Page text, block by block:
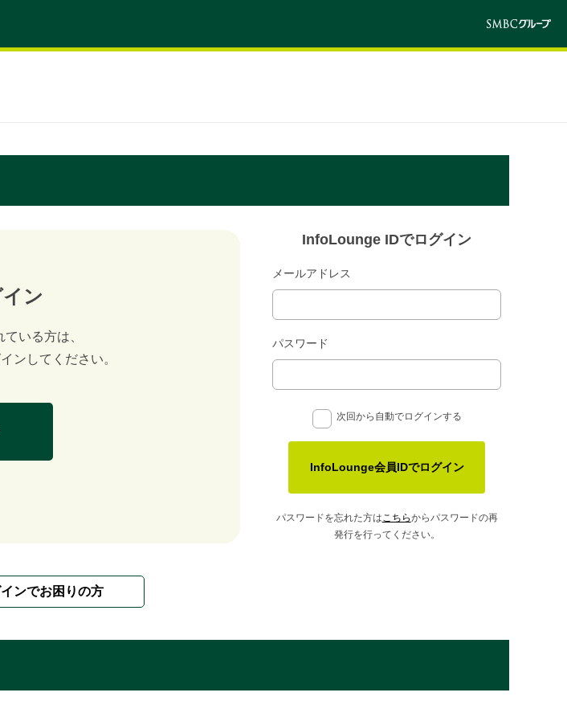
ン
いる方は、
ンしてください。
InfoLounge IDでログイン
メールアドレス
パスワード
次回から自動でログインする
InfoLounge会員IDでログイン
パスワードを忘れた方はこちらからパスワードの再
発行を行ってください。
インでお困りの方